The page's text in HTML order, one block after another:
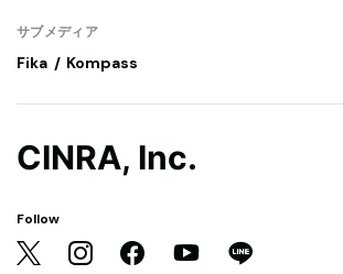
サブメディア
Fika Kompass
CINRA, Inc.
Follow